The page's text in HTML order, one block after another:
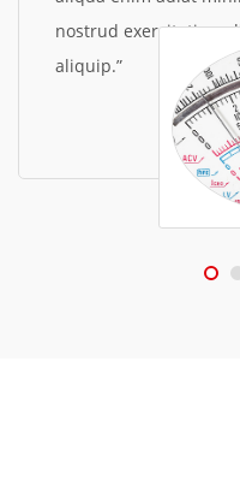
nostrud exercitation
aliquip.